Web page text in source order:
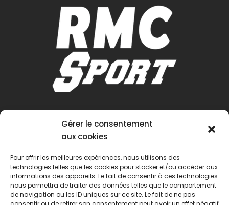
Gérer le consentement
aux cookies
Pour offrir les meilleures expériences, nous utilisons des
technologies telles que les cookies pour stocker et/ou accéder aux
informations des appareils. Le fait de consentir à ces technologies
nous permettra de traiter des données telles que le comportement
de navigation ou les ID uniques sur ce site. Le fait de ne pas